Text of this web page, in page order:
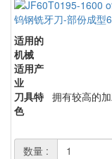
钨钢铣牙刀-部份成型
适用的
机械
适用产
业
刀具特
色
拥有较高的
数量 :